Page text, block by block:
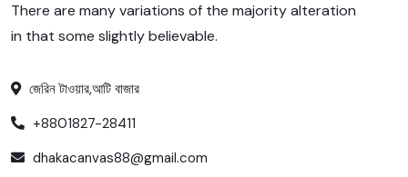
There are many variations of the majority alteration
in that some slightly believable.
জেরিন টাওয়ার,আটি বাজার
+8801827-28411
dhakacanvas88@gmail.com